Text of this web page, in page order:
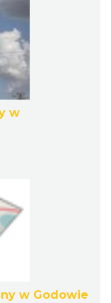
w
w Godowie